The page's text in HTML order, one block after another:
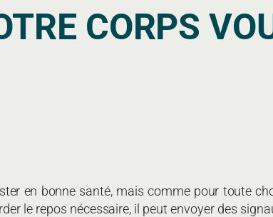
CORPS
en bonne santé, mais comme pour toute
le repos nécessaire, il peut envoyer des